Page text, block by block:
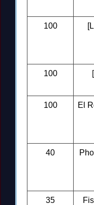
100
100
100
El
40
35